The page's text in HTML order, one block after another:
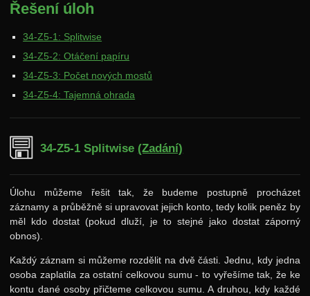
Řešení úloh
34-Z5-1: Splitwise
34-Z5-2: Otáčení papíru
34-Z5-3: Počet nových mostů
34-Z5-4: Tajemná ohrada
34-Z5-1 Splitwise (Zadání)
Úlohu můžeme řešit tak, že budeme postupně procházet
záznamy a průběžně si upravovat jejich konto, tedy kolik peněz by
měl kdo dostat (pokud dluží, je to stejné jako dostat záporný
obnos).
Každý záznam si můžeme rozdělit na dvě části. Jednu, kdy jedna
osoba zaplatila za ostatní celkovou sumu - to vyřešíme tak, že ke
kontu dané osoby přičteme celkovou sumu. A druhou, kdy každé
37. ročník: 24/25
35. ročník: 22/23
Zadání 1. série
Zadání 2. série
Řešení
Výsledky
Zadání 3. série